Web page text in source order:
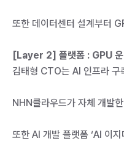
또한 데이터센터 설계부터
[Layer 2] 플랫폼 : GPU 운
김태형 CTO는 AI 인프라 구
NHN클라우드가 자체 개발
또한 AI 개발 플랫폼 ‘AI 이